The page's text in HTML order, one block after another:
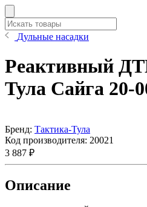
Дульные насадки
Реактивный
Тула Сайга 20-
Бренд: Тактика-Тула
Код производителя: 20021
3 887 ₽
Описание